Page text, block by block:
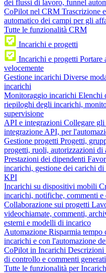
dei flussi di lavoro, funnel
CoPilot nel CRM Trascrizione
automatico dei campi per gli
Tutte le funzionalità CRM
Incarichi e progetti
Incarichi e progetti Portare
velocemente
Gestione incarichi Diverse
incarichi
Monitoraggio incarichi Elenchi
riepiloghi degli incarichi,
supervisione
API e integrazioni Collegare
integrazione API, per
Gestione progetti Progetti,
progetti, ruoli, autorizzazioni di
Prestazioni dei dipendenti
incarichi, gestione dei carichi
KPI
Incarichi su dispositivi mobili
incarichi, notifiche, commenti e
Collaborazione sui progetti
videochiamate, commenti,
esterni e modelli di incarico
Automazione Risparmia tempo
incarichi e con l'automazione
CoPilot in Incarichi Descrizioni
di controllo e commenti
Tutte le funzionalità per